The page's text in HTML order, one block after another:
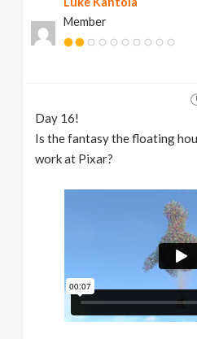
Member
Day 16!
Is the fantasy the floating
work at Pixar?